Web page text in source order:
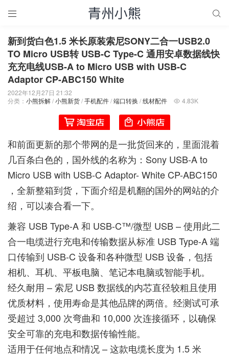
 
新到货白色1.5 米长原装索尼SONY二合一USB2.0
TO Micro USB转 USB-C Type-C 通用安卓数据线快
充充电线USB-A to Micro USB with USB-C
Adaptor CP-ABC150 White
2022年12月27日 21:32
分类： 小熊拆解/小熊新货/手机配件/端口转换 /线材配件  4.83K
和前面更新的那个带网的是一批货回来的，里面混着
几百条白色的，国外线的名称为：Sony USB-A to
Micro USB with USB-C Adaptor- White CP-ABC150
，全新整箱到货，下面介绍是机翻的国外的网站的介
绍，可以凑合看一下。
兼容 USB Type-A 和 USB-C™/微型 USB – 使用此二
合一电缆进行充电和传输数据从标准 USB Type-A 端
口传输到 USB-C 设备和各种微型 USB 设备，包括
相机、耳机、平板电脑、笔记本电脑或智能手机。
经久耐用 – 索尼 USB 数据线的内芯直径较粗且使用
优质材料，使用寿命是其他品牌的两倍。经测试可承
受超过 3,000 次弯曲和 10,000 次连接循环，以确保
安全可靠的充电和数据传输性能。
适用于任何地点和情况 – 这款电缆长度为 1.5 米